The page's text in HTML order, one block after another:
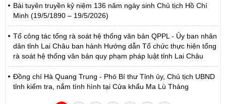
Bài tuyên truyền kỷ niệm 136 năm ngày sinh Chủ tịch Hồ Chí
Minh (19/5/1890 – 19/5/2026)
Tổ công tác tổng rà soát hệ thống văn bản QPPL - Ủy ban nhân
dân tỉnh Lai Châu ban hành Hướng dẫn Tổ chức thực hiện tổng
rà soát hệ thống văn bản quy phạm pháp luật tỉnh Lai Châu
Đồng chí Hà Quang Trung - Phó Bí thư Tỉnh ủy, Chủ tịch UBND
tỉnh kiểm tra, nắm tình hình tại Cửa khẩu Ma Lù Thàng